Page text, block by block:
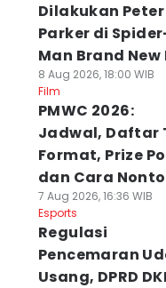
Dilakukan Peter
Parker di
Man Brand New
8 Aug 2026, 18:00 WIB
Film
PMWC 2026:
Jadwal, Daftar
Format, Prize
dan Cara
7 Aug 2026, 16:36 WIB
Esports
Regulasi
Pencemaran
Usang, DPRD DKI